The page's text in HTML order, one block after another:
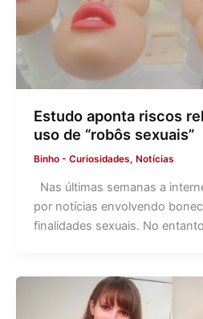
Estudo aponta riscos
uso de “robôs sexuais”
Binho - Curiosidades, Notícias
Nas últimas semanas a
por notícias envolvendo
finalidades sexuais. No